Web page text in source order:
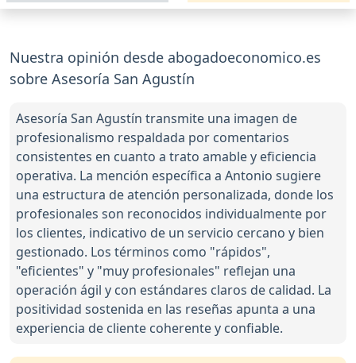
Nuestra opinión desde abogadoeconomico.es
sobre Asesoría San Agustín
Asesoría San Agustín transmite una imagen de
profesionalismo respaldada por comentarios
consistentes en cuanto a trato amable y eficiencia
operativa. La mención específica a Antonio sugiere
una estructura de atención personalizada, donde los
profesionales son reconocidos individualmente por
los clientes, indicativo de un servicio cercano y bien
gestionado. Los términos como "rápidos",
"eficientes" y "muy profesionales" reflejan una
operación ágil y con estándares claros de calidad. La
positividad sostenida en las reseñas apunta a una
experiencia de cliente coherente y confiable.